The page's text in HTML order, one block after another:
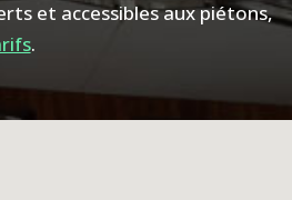
et accessibles aux piétons,
.